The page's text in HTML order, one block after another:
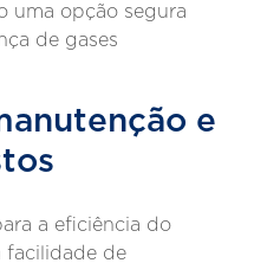
uma opção segura
de gases
e
a eficiência do
facilidade de